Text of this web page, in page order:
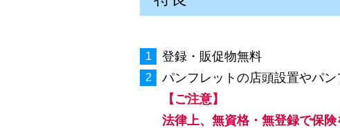
登録・販促物無料
パンフレットの店頭設置やパ
【ご注意】
法律上、無資格・無登録で保